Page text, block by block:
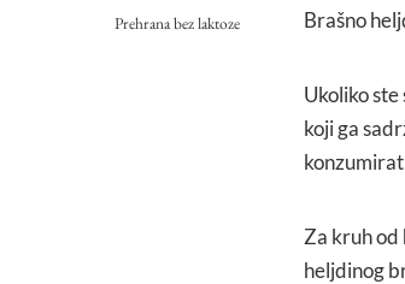
Prehrana bez laktoze
Brašno
Ukoliko
koji ga
Za kruh od
heljdinog